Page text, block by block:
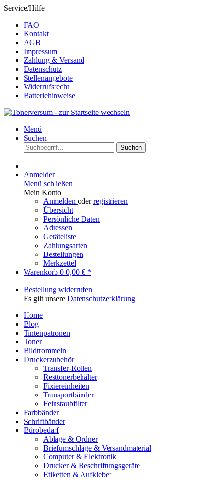
Service/Hilfe
FAQ
Kontakt
AGB
Impressum
Zahlung & Versand
Datenschutz
Stellenangebote
Widerrufsrecht
Batteriehinweise
Menü
Suchen
Suchen
Anmelden
Menü schließen
Mein Konto
Anmelden oderregistrieren
Übersicht
Persönliche Daten
Adressen
Geräteliste
Zahlungsarten
Bestellungen
Merkzettel
Warenkorb 0 0,00 € *
Bestellung widerrufen
Es gilt unsere Datenschutzerklärung
Home
Blog
Tintenpatronen
Toner
Bildtrommeln
Druckerzubehör
Transfer-Rollen
Resttonerbehälter
Fixiereinheiten
Transportbänder
Feinstaubfilter
Farbbänder
Schriftbänder
Bürobedarf
Ablage & Ordner
Briefumschläge & Versandmaterial
Computer & Elektronik
Drucker & Beschriftungsgeräte
Etiketten & Aufkleber